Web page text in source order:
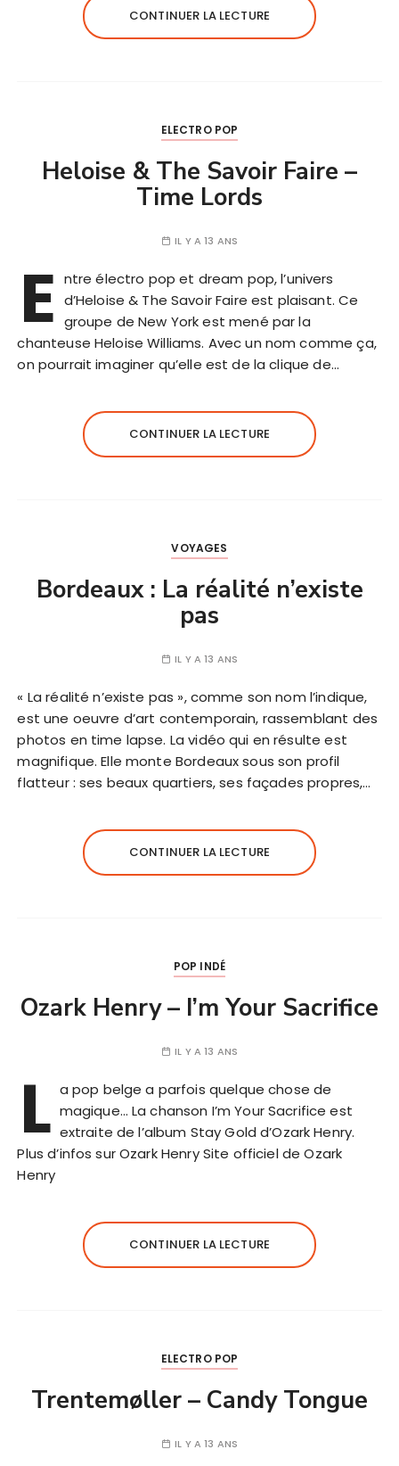
CONTINUER LA LECTURE
ELECTRO POP
Heloise & The Savoir Faire –
Time Lords
IL Y A 13 ANS
E ntre électro pop et dream pop, l’univers
d’Heloise & The Savoir Faire est plaisant. Ce
groupe de New York est mené par la
chanteuse Heloise Williams. Avec un nom comme ça,
on pourrait imaginer qu’elle est de la clique de…
CONTINUER LA LECTURE
VOYAGES
Bordeaux : La réalité n’existe
pas
IL Y A 13 ANS
« La réalité n’existe pas », comme son nom l’indique,
est une oeuvre d’art contemporain, rassemblant des
photos en time lapse. La vidéo qui en résulte est
magnifique. Elle monte Bordeaux sous son profil
flatteur : ses beaux quartiers, ses façades propres,…
CONTINUER LA LECTURE
POP INDÉ
Ozark Henry – I’m Your Sacrifice
IL Y A 13 ANS
L a pop belge a parfois quelque chose de
magique… La chanson I’m Your Sacrifice est
extraite de l’album Stay Gold d’Ozark Henry.
Plus d’infos sur Ozark Henry Site officiel de Ozark
Henry
CONTINUER LA LECTURE
ELECTRO POP
Trentemøller – Candy Tongue
IL Y A 13 ANS